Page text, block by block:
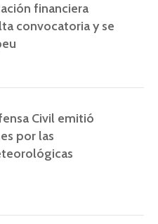
financiera
convocatoria y se
Civil emitió
por las